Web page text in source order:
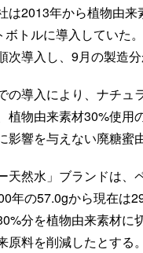
は2013年から植物由
ボトルに導入していた
次導入し、9月の製造
の導入により、ナチュ
植物由来素材30%使用
影響を与えない廃糖蜜
天然水」ブランドは
年の57.0gから現在は
分を植物由来素材に
原料を削減したとする